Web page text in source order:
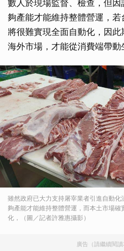
數人於現場監督、檢查，但因
夠產能才能維持整體營運，若
將很難實現全面自動化，因
海外市場，才能從消費端帶動
雖然政府已大力支持屠宰業者引進自動化
夠產能才能維持整體營運，而本土市場確
化，（圖／記者許雅惠攝影）
廣告（請繼續閱讀